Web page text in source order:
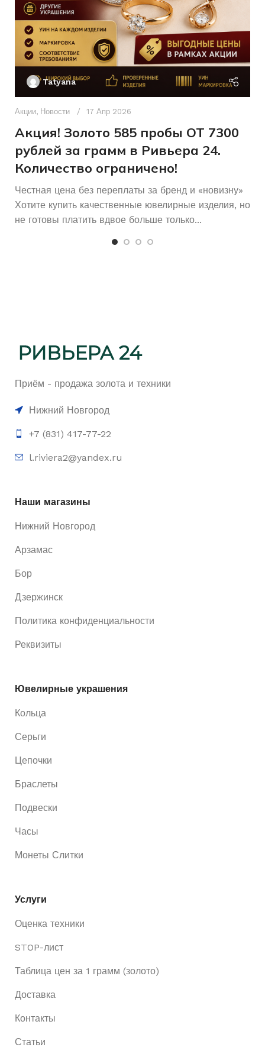
БРЕНД Без бренда
КОЛИЧЕСТВО КАМНЕЙ
Tatyana
Акции, Новости 17 Апр 2026
Акция! Золото 585 пробы ОТ 7300
рублей за грамм в Ривьера 24.
Количество ограничено!
Честная цена без переплаты за бренд и «новизну»
Хотите купить качественные ювелирные изделия, но
не готовы платить вдвое больше только...
Приём - продажа золота и техники
Нижний Новгород
+7 (831) 417-77-22
l.riviera2@yandex.ru
Наши магазины
Нижний Новгород
Арзамас
Бор
Дзержинск
Политика конфиденциальности
Реквизиты
Ювелирные украшения
Кольца
Серьги
Цепочки
Браслеты
Подвески
Часы
Монеты Слитки
Услуги
Оценка техники
STOP-лист
Таблица цен за 1 грамм (золото)
Доставка
Контакты
Статьи